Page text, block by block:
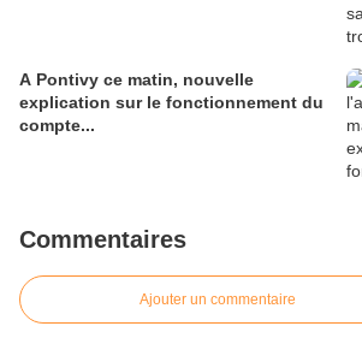
A Pontivy ce matin, nouvelle
explication sur le fonctionnement du
compte...
Commentaires
Ajouter un commentaire